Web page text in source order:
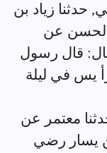
حدثنا زياد بن
الحسن عن
قال رسول
يس في ليلة
معتمر عن
يسار رضي